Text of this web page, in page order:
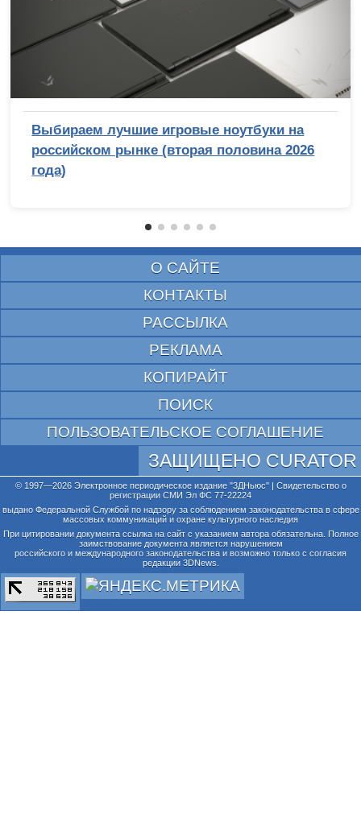
Выбираем лучшие игровые ноутбуки на
российском рынке (вторая половина 2026
года)
О САЙТЕ
КОНТАКТЫ
РАССЫЛКА
РЕКЛАМА
КОПИРАЙТ
ПОИСК
ПОЛЬЗОВАТЕЛЬСКОЕ СОГЛАШЕНИЕ
ЗАЩИЩЕНО CURATOR
© 1997—2026 Электронное периодическое издание "3ДНьюс" | Свидетельство о
регистрации СМИ Эл ФС 77-22224
выдано Федеральной Службой по надзору за соблюдением законодательства в сфере
массовых коммуникаций и охране культурного наследия
При цитировании документа ссылка на сайт с указанием автора обязательна. Полное
заимствование документа является нарушением
российского и международного законодательства и возможно только с согласия
редакции 3DNews.